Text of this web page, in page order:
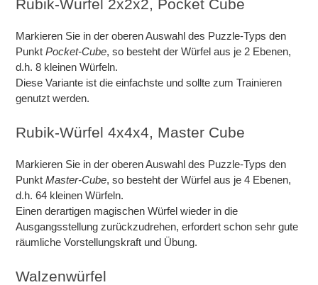
Rubik-Würfel 2x2x2, Pocket Cube
Markieren Sie in der oberen Auswahl des Puzzle-Typs den
PunktPocket-Cube, so besteht der Würfel aus je 2 Ebenen,
d.h. 8 kleinen Würfeln.
Diese Variante ist die einfachste und sollte zum Trainieren
genutzt werden.
Rubik-Würfel 4x4x4, Master Cube
Markieren Sie in der oberen Auswahl des Puzzle-Typs den
PunktMaster-Cube, so besteht der Würfel aus je 4 Ebenen,
d.h. 64 kleinen Würfeln.
Einen derartigen magischen Würfel wieder in die
Ausgangsstellung zurückzudrehen, erfordert schon sehr gute
räumliche Vorstellungskraft und Übung.
Walzenwürfel